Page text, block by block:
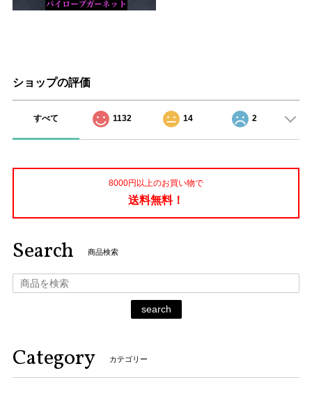
ショップの評価
すべて 1132 14 2
8000円以上のお買い物で
送料無料！
Search 商品検索
search
Category カテゴリー